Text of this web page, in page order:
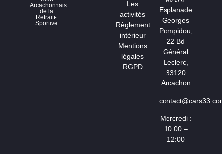
Arcachonnais
de la
Retraite
Sportive
Les
activités
Règlement
intérieur
Mentions
légales
RGPD
Esplanade
Georges
Pompidou,
22 Bd
Général
Leclerc,
33120
Arcachon
Mercredi :
10:00 –
12:00